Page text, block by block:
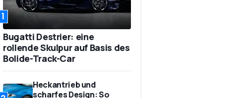
1
Bugatti Destrier: eine
rollende Skulpur auf Basis des
Bolide-Track-Car
Heckantrieb und
scharfes Design: So